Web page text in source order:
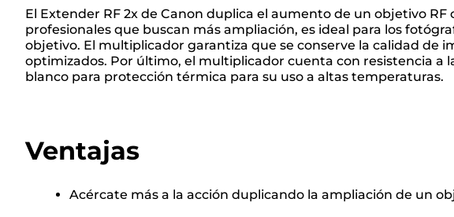
El Extender RF 2x de Canon duplica el aumento de un objetivo
profesionales que buscan más ampliación, es ideal para los
objetivo. El multiplicador garantiza que se conserve la calidad de
optimizados. Por último, el multiplicador cuenta con resistencia a
blanco para protección térmica para su uso a altas temperaturas.
Ventajas
Acércate más a la acción duplicando la ampliación de un